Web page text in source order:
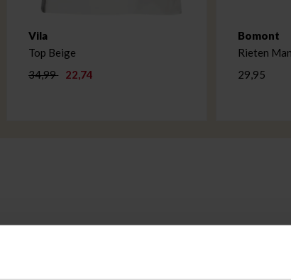
Vila
Top Beige
34,99
22,74
Bomont
Rieten
29,95